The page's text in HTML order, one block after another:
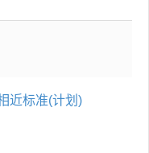
近标准(计划)